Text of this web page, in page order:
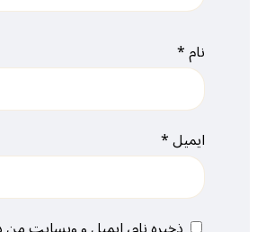
نام*
ایمیل*